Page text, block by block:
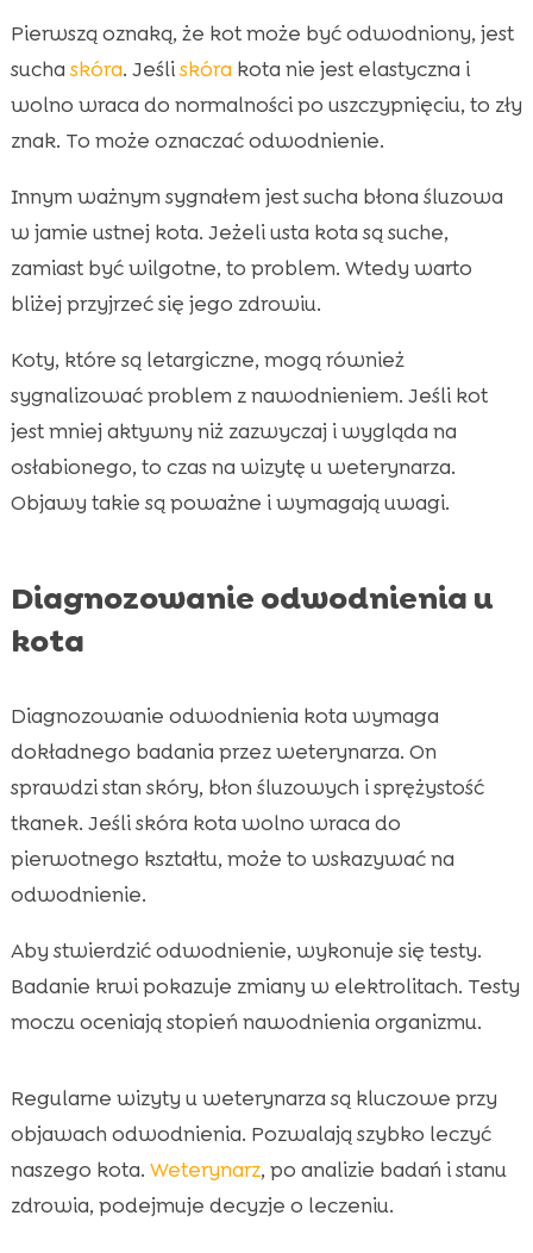
Pierwszą oznaką, że kot może być odwodniony, jest
sucha skóra. Jeśliskóra kota nie jest elastyczna i
wolno wraca do normalności po uszczypnięciu, to zły
znak. To może oznaczać odwodnienie.
Innym ważnym sygnałem jest sucha błona śluzowa
w jamie ustnej kota. Jeżeli usta kota są suche,
zamiast być wilgotne, to problem. Wtedy warto
bliżej przyjrzeć się jego zdrowiu.
Koty, które są letargiczne, mogą również
sygnalizować problem z nawodnieniem. Jeśli kot
jest mniej aktywny niż zazwyczaj i wygląda na
osłabionego, to czas na wizytę u weterynarza.
Objawy takie są poważne i wymagają uwagi.
Diagnozowanie odwodnienia u
kota
Diagnozowanie odwodnienia kota wymaga
dokładnego badania przez weterynarza. On
sprawdzi stan skóry, błon śluzowych i sprężystość
tkanek. Jeśli skóra kota wolno wraca do
pierwotnego kształtu, może to wskazywać na
odwodnienie.
Aby stwierdzić odwodnienie, wykonuje się testy.
Badanie krwi pokazuje zmiany w elektrolitach. Testy
moczu oceniają stopień nawodnienia organizmu.
Regularne wizyty u weterynarza są kluczowe przy
objawach odwodnienia. Pozwalają szybko leczyć
naszego kota. Weterynarz, po analizie badań i stanu
zdrowia, podejmuje decyzje o leczeniu.